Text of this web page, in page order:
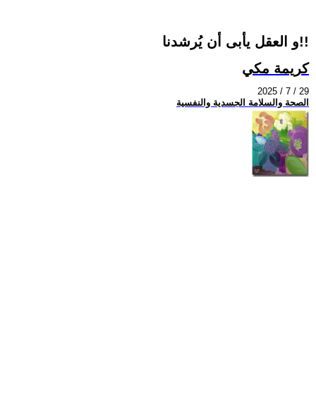
و العقل يأبى أن يُرشدنا!!
كريمة مكي
2025 / 7 / 29
الصحة والسلامة الجسدية والنفسية